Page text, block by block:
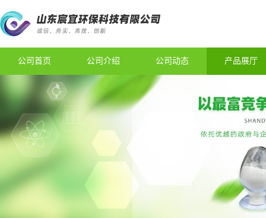
公司首页 公司介绍 公司动态 产品展厅